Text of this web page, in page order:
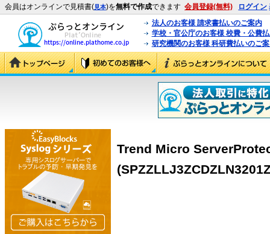
会員はオンラインで見積書(見本)を無料で作成できます 会員登録(無料) ログイン
法人のお客様 請求書払いのご案内
学校・官公庁のお客様 校費・公費
研究機関のお客様 科研費払いのご
Trend Micro